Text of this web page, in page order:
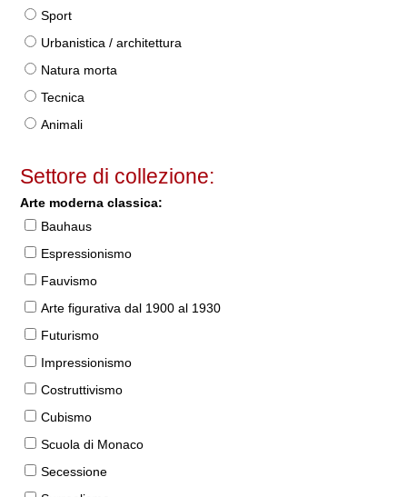
Sport
Urbanistica / architettura
Natura morta
Tecnica
Animali
Settore di collezione:
Arte moderna classica:
Bauhaus
Espressionismo
Fauvismo
Arte figurativa dal 1900 al 1930
Futurismo
Impressionismo
Costruttivismo
Cubismo
Scuola di Monaco
Secessione